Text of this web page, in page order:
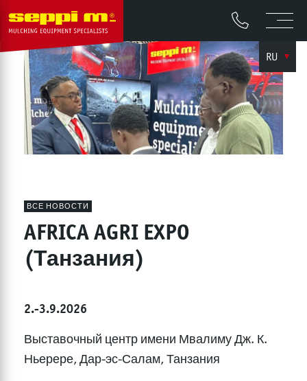
RU
ВСЕ НОВОСТИ
AFRICA AGRI EXPO
(Танзания)
2.-3.9.2026
Выставочный центр имени Мвалиму Дж. К.
Ньерере, Дар-эс-Салам, Танзания